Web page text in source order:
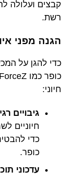
קבצים ועלולה
רשת.
הגנה מפני
כדי להגן על
חיוני:
גיבויים
חיוניים
כדי
כופר.
עדכוני